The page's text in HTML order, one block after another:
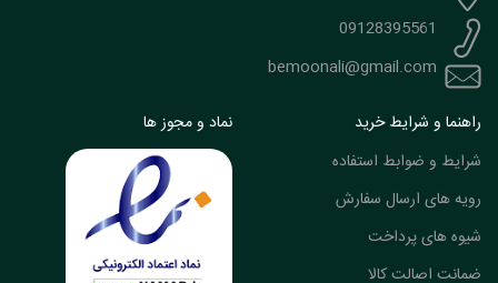
09128395561
bemoonali@gmail.com
راهنما و شرایط خرید
شرایط و ضوابط استفاده
رویه های ارسال سفارش
شیوه های پرداخت
ضمانت اصالت کالا
نماد و مجوز ها